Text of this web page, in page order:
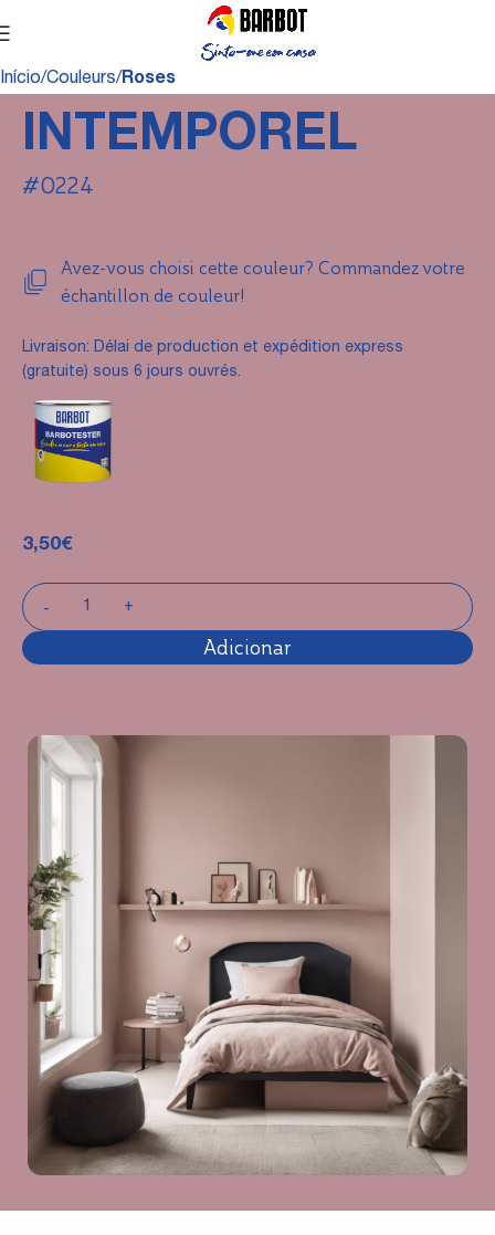
Início Couleurs Roses
INTEMPOREL
#0224
Avez-vous choisi cette couleur? Commandez votre
échantillon de couleur!
Livraison: Délai de production et expédition express
(gratuite) sous 6 jours ouvrés.
3,50€
Adicionar